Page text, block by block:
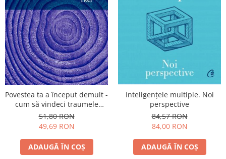
Povestea ta a început demult -
cum să vindeci traumele
familiale moştenite
51,80 RON
49,69 RON
ADAUGĂ ÎN COȘ
Inteligențele multiple. Noi
perspective
84,57 RON
84,00 RON
ADAUGĂ ÎN COȘ